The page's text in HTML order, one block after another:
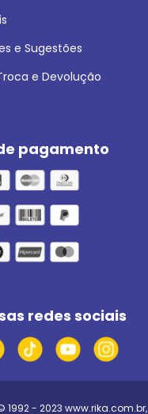
e Sugestões
e Devolução
pagamento
redes sociais
1992 - 2023 www.rika.com.br